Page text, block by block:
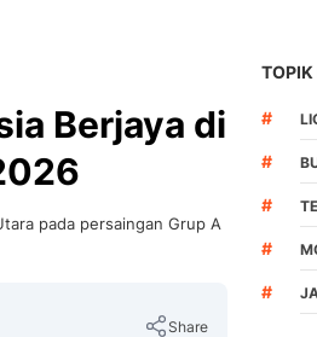
Berjaya di
pada persaingan Grup A
Share
TOPIK
#
#
#
#
#